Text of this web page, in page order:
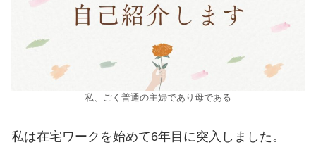
私、ごく普通の主婦であり母である
私は在宅ワークを始めて6年目に突入しました。